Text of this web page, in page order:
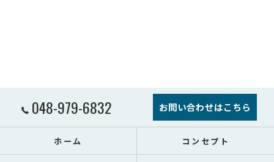
048-979-6832 お問い合わせはこちら
ホーム コンセプト